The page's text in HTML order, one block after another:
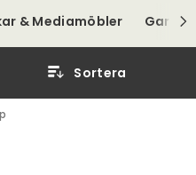
& Mediamöbler
Sortera